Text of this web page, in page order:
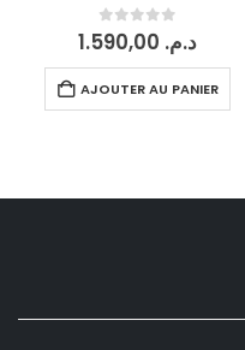
0sur 5 د.م.
AJOUTER AU PANIER